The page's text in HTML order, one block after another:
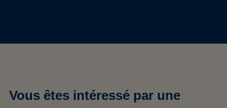
Vous êtes intéressé par une